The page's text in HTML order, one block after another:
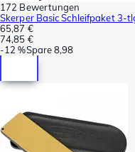
172 Bewertungen
Skerper Basic Schleifpaket 3-
65,87 €
74,85 €
-12 %Spare8,98